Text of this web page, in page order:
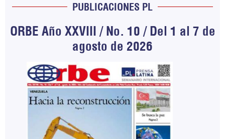
PUBLICACIONES PL
ORBE Año XXVIII / No. 10 / Del 1 al 7 de
agosto de 2026